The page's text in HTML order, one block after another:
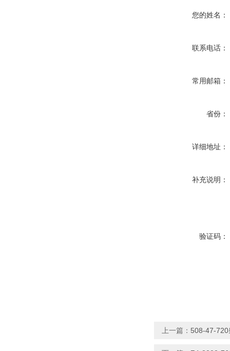
您的姓名：
联系电话：
常用邮箱：
省份：
详细地址：
补充说明：
验证码：
上一篇： 508-47-